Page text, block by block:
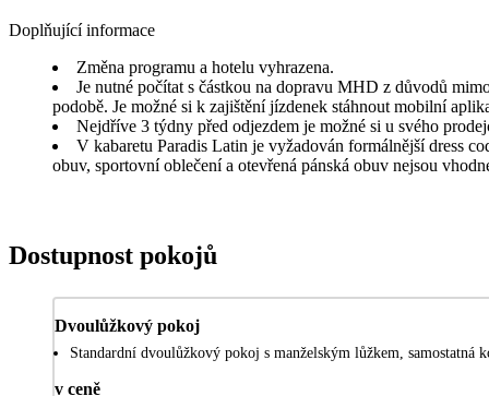
Doplňující informace
Změna programu a hotelu vyhrazena.
Je nutné počítat s částkou na dopravu MHD z důvodů
podobě. Je možné si k zajištění jízdenek stáhnout mobilní
Nejdříve 3 týdny před odjezdem je možné si u svého
V kabaretu Paradis Latin je vyžadován formálnější dress
obuv, sportovní oblečení a otevřená pánská obuv nejsou
Dostupnost pokojů
Dvoulůžkový pokoj
Standardní dvoulůžkový pokoj s manželským lůžkem, samostatná
v ceně